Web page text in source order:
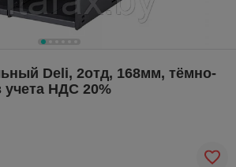
Deli, 2отд, 168мм, тёмно-
НДС 20%